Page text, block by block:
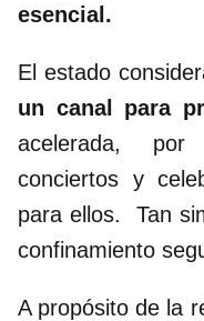
esencial.
El estado
un canal para
acelerada,
conciertos y
para ellos. Tan
confinamiento
A propósito de la